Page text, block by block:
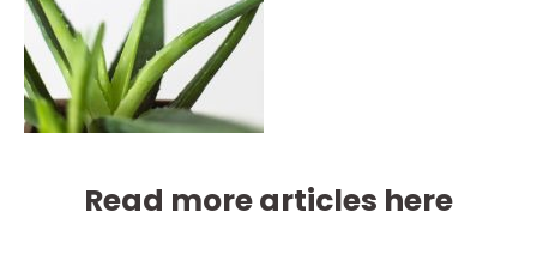
Read more articles here